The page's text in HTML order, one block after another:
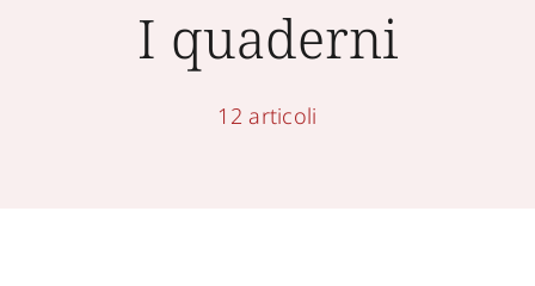
I quaderni
12 articoli